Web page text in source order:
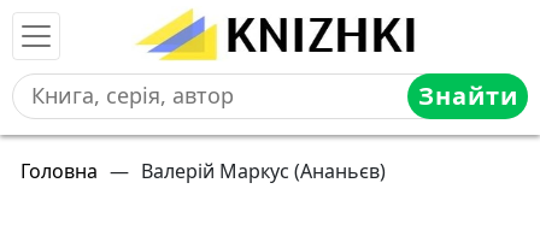
Знайти
Головна — Валерій Маркус (Ананьєв)